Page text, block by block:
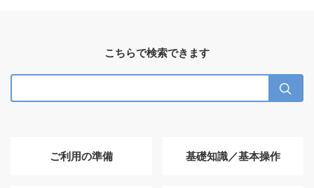
こちらで検索できます
ご利用の準備 基礎知識／基本操作